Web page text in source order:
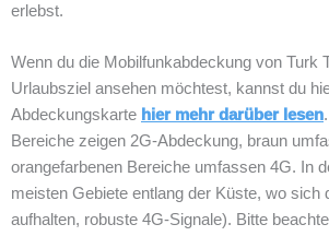
erlebst.
Wenn du die Mobilfunkabdeckung von Turk
Urlaubsziel ansehen möchtest, kannst du
Abdeckungskarte hier mehr darüber lesen
Bereiche zeigen 2G-Abdeckung, braun
orangefarbenen Bereiche umfassen 4G. In
meisten Gebiete entlang der Küste, wo sich
aufhalten, robuste 4G-Signale). Bitte